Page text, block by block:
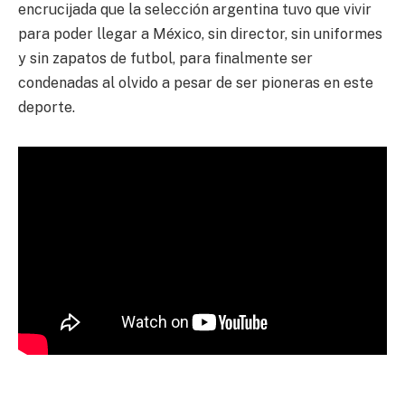
encrucijada que la selección argentina tuvo que vivir
para poder llegar a México, sin director, sin uniformes
y sin zapatos de futbol, para finalmente ser
condenadas al olvido a pesar de ser pioneras en este
deporte.